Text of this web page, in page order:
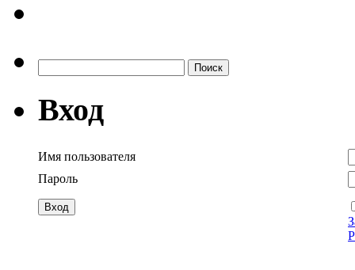
Вход
Имя пользователя
Пароль